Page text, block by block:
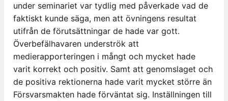
under seminariet var tydlig med påverkade vad de
faktiskt kunde säga, men att övningens resultat
utifrån de förutsättningar de hade var gott.
Överbefälhavaren underströk att
medierapporteringen i mångt och mycket hade
varit korrekt och positiv. Samt att genomslaget och
de positiva rektionerna hade varit mycket större än
Försvarsmakten hade förväntat sig. Inställningen till